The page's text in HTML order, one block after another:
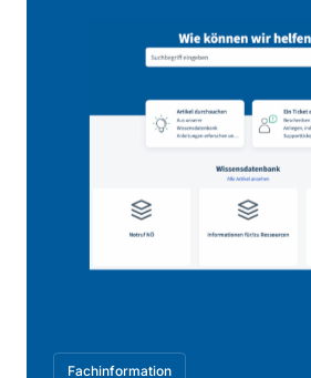
Fachinformation